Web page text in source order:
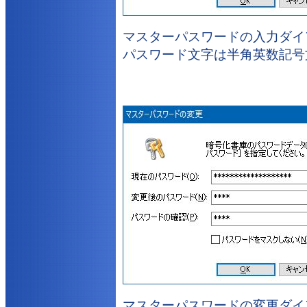
マスターパスワードの入力ダ
パスワード文字は半角英数記